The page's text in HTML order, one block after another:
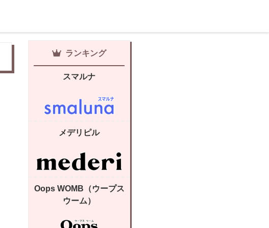
ランキング
スマルナ
メデリピル
Oops WOMB（ウープス
ウーム）